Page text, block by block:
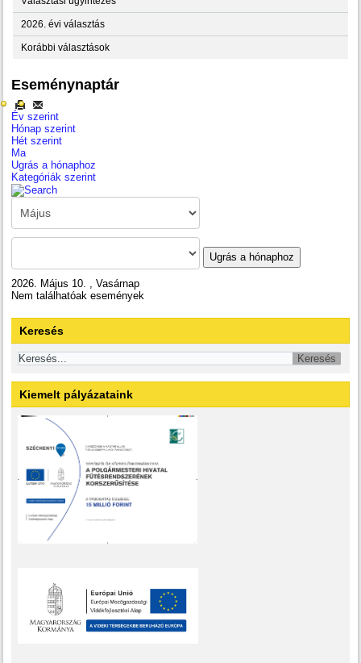
2026. évi választás
Korábbi választások
Eseménynaptár
Év szerint
Hónap szerint
Hét szerint
Ma
Ugrás a hónaphoz
Kategóriák szerint
Ugrás a hónaphoz
2026. Május 10. , Vasárnap
Nem találhatóak események
Keresés
Kiemelt pályázataink